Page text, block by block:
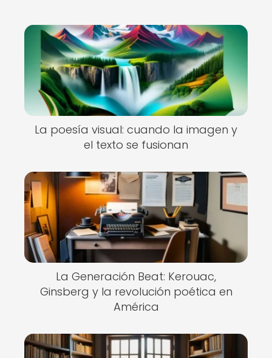
La poesía visual: cuando la imagen y
el texto se fusionan
La Generación Beat: Kerouac,
Ginsberg y la revolución poética en
América